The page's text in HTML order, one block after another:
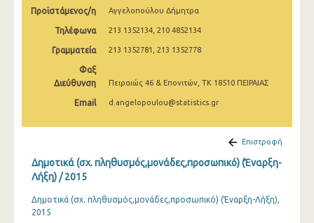
2000
Προϊστάμενος/η Αγγελοπούλου Δήμητρα
Τηλέφωνα 213 1352134, 210 4852134
Γραμματεία 213 1352781, 213 1352778
Φαξ
Διεύθυνση
Πειραιώς 46 & Επονιτών, ΤΚ 18510 ΠΕΙΡΑΙΑΣ
Email d.angelopoulou@statistics.gr
Επιστροφή
Δημοτικά (σχ. πληθυσμός,μονάδες,προσωπικό) (Έναρξη-
Λήξη) / 2015
Δημοτικά (σχ. πληθυσμός,μονάδες,προσωπικό) (Έναρξη-Λήξη),
2015